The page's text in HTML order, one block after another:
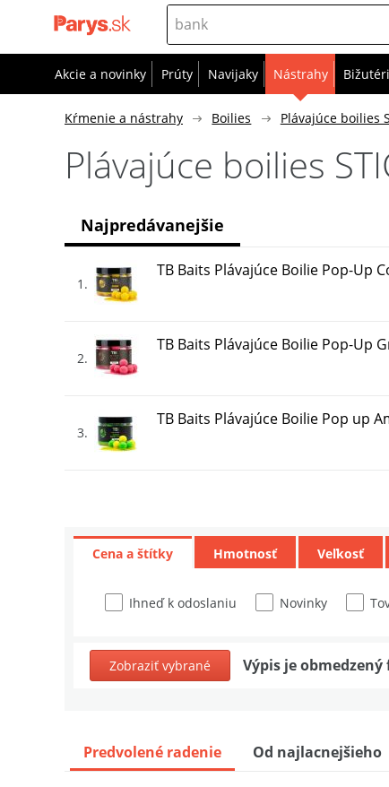
Akcie a novinky Prúty Navijaky Nástrahy
Kŕmenie a nástrahy Boilies Plávajúce boilies
Plávajúce boilies
1
TB Baits Plávajúce Boilie Pop-Up
2
TB Baits Plávajúce Boilie Pop-Up
3
TB Baits Plávajúce Boilie Pop up
TB Baits Plávajúce Boilie Pop-Up
TB Baits Plávajúce Boilie Pop-Up
Chytil Smoke Pop-Up 15 mm 35 g
Najpredávanejšie
Cena a štítky
Ihneď k odoslaniu Novinky
Hmotnosť Veľkosť
Zobraziť vybrané Výpis je
Predvolené radenie Od najlacnejšieho